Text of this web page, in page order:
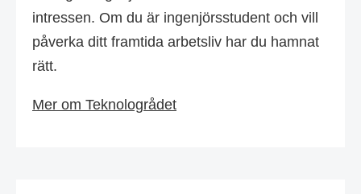
intressen. Om du är ingenjörsstudent och vill
påverka ditt framtida arbetsliv har du hamnat
rätt.
Mer om Teknologrådet